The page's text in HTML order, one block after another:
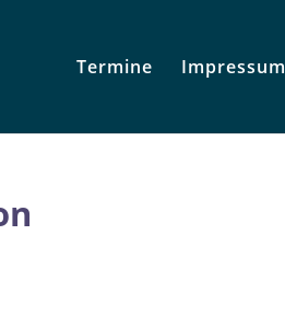
Termine Impressum